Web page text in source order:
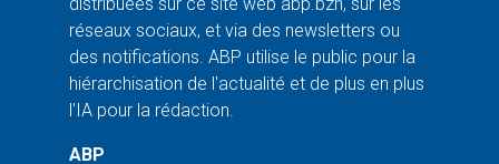
réseaux sociaux, et via des newsletters ou
des notifications. ABP utilise le public pour la
hiérarchisation de l'actualité et de plus en plus
l'IA pour la rédaction.
ABP